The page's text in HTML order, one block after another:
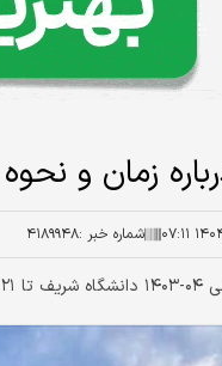
زمان و نحوه
شماره خبر :۴۱۸۹۹۴۸